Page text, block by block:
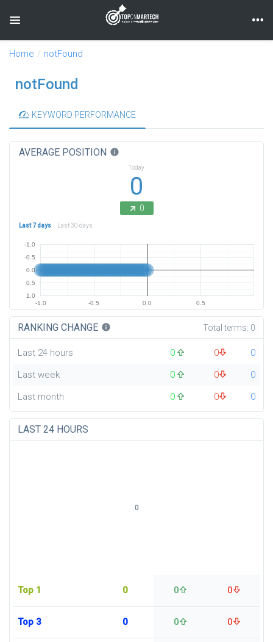
Toggle navigation
Home notFound
notFound
KEYWORD PERFORMANCE
AVERAGE POSITION info
Today
0
0
Last 7 days Last 30 days
-1.0 -0.5 0.0 0.5
-1.0
-0.5
0.0
0.5
1.0
RANKING CHANGE info Total terms: 0
Last 24 hours 0 0
0
Last week
0 0
0
Last month
0 0 0
LAST 24 HOURS
Top 1 0 0 0
Top 3 0 0 0
0